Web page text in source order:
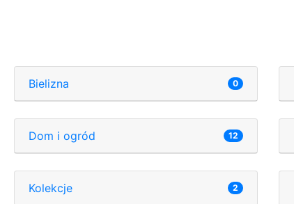
Bielizna 0
Dom i ogród 12
Kolekcje 2